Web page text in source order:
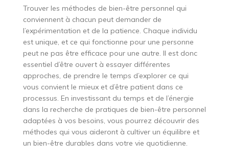
Trouver les méthodes de bien-être personnel qui
conviennent à chacun peut demander de
l’expérimentation et de la patience. Chaque individu
est unique, et ce qui fonctionne pour une personne
peut ne pas être efficace pour une autre. Il est donc
essentiel d’être ouvert à essayer différentes
approches, de prendre le temps d’explorer ce qui
vous convient le mieux et d’être patient dans ce
processus. En investissant du temps et de l’énergie
dans la recherche de pratiques de bien-être personnel
adaptées à vos besoins, vous pourrez découvrir des
méthodes qui vous aideront à cultiver un équilibre et
un bien-être durables dans votre vie quotidienne.